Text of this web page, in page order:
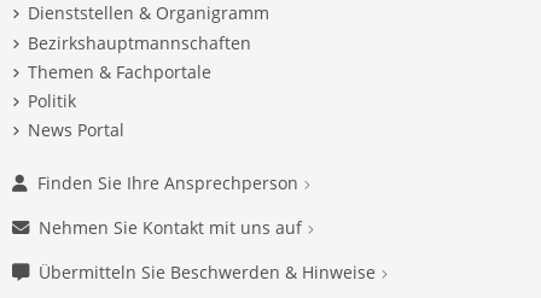
Dienststellen & Organigramm
Bezirkshauptmannschaften
Themen & Fachportale
Politik
News Portal
Finden Sie Ihre Ansprechperson
Nehmen Sie Kontakt mit uns auf
Übermitteln Sie Beschwerden & Hinweise